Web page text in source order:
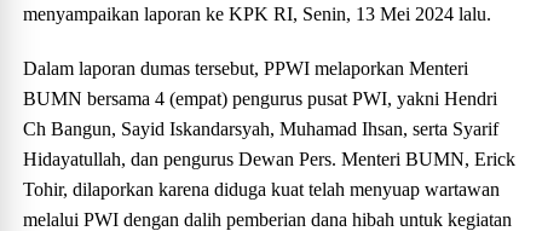
menyampaikan laporan ke KPK RI, Senin, 13 Mei 2024 lalu.
Dalam laporan dumas tersebut, PPWI melaporkan Menteri
BUMN bersama 4 (empat) pengurus pusat PWI, yakni Hendri
Ch Bangun, Sayid Iskandarsyah, Muhamad Ihsan, serta Syarif
Hidayatullah, dan pengurus Dewan Pers. Menteri BUMN, Erick
Tohir, dilaporkan karena diduga kuat telah menyuap wartawan
melalui PWI dengan dalih pemberian dana hibah untuk kegiatan